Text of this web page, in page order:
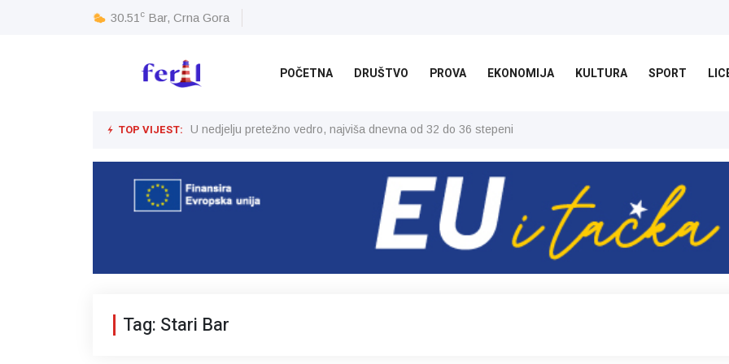
30.51 c Bar, Crna Gora
POČETNA DRUŠTVO PROVA EKONOMIJA KULTURA SPORT
TOP VIJEST: U nedjelju pretežno vedro, najviša dnevna od 32 do 36 stepeni
Tag: Stari Bar